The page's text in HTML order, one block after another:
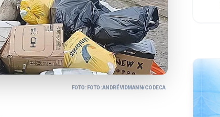
FOTO: FOTO: ANDRÉ VIDMANN/CODECA